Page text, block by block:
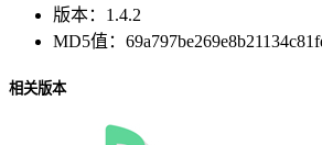
版本： 1.4.2
MD5值：
相关版本